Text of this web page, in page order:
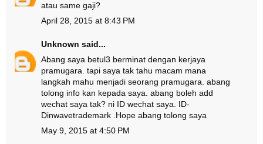
atau same gaji?
April 28, 2015 at 8:43 PM
Unknown said...
Abang saya betul3 berminat dengan kerjaya
pramugara. tapi saya tak tahu macam mana
langkah mahu menjadi seorang pramugara. abang
tolong info kan kepada saya. abang boleh add
wechat saya tak? ni ID wechat saya. ID-
Dinwavetrademark .Hope abang tolong saya
May 9, 2015 at 4:50 PM